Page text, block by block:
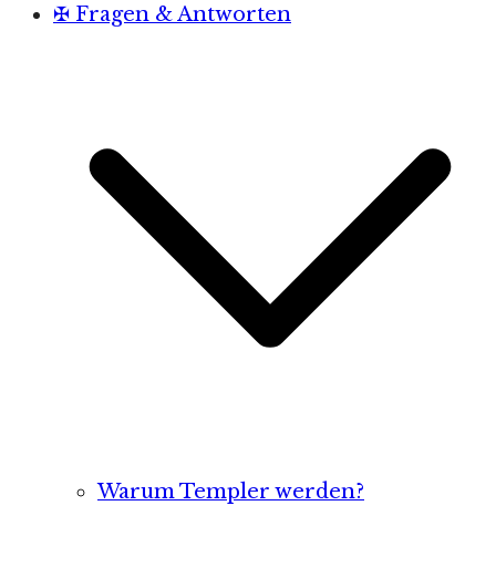
✠ Fragen & Antworten
Warum Templer werden?